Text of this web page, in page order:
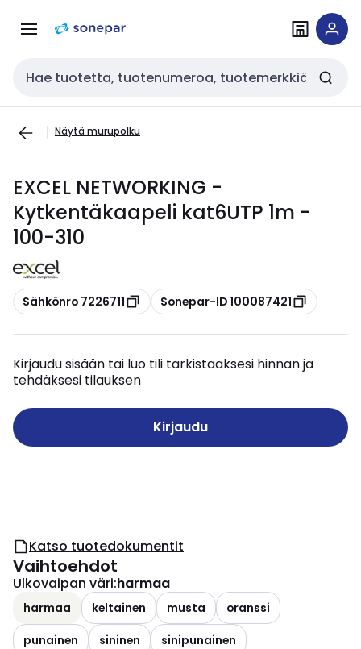
navigointiinsisältöön
Haku
Näytä murupolku
EXCEL NETWORKING -
Kytkentäkaapeli kat6UTP 1m -
100-310
Kopioi
Sähkönro 7226711 Kopioi
Sonepar-ID 100087421
Kirjaudu sisään tai luo tili tarkistaaksesi hinnan ja
tehdäksesi tilauksen
Kirjaudu
Katso tuotedokumentit
Vaihtoehdot
Ulkovaipan väri:harmaa
harmaa keltainen musta
oranssi
punainen
sininen
sinipunainen